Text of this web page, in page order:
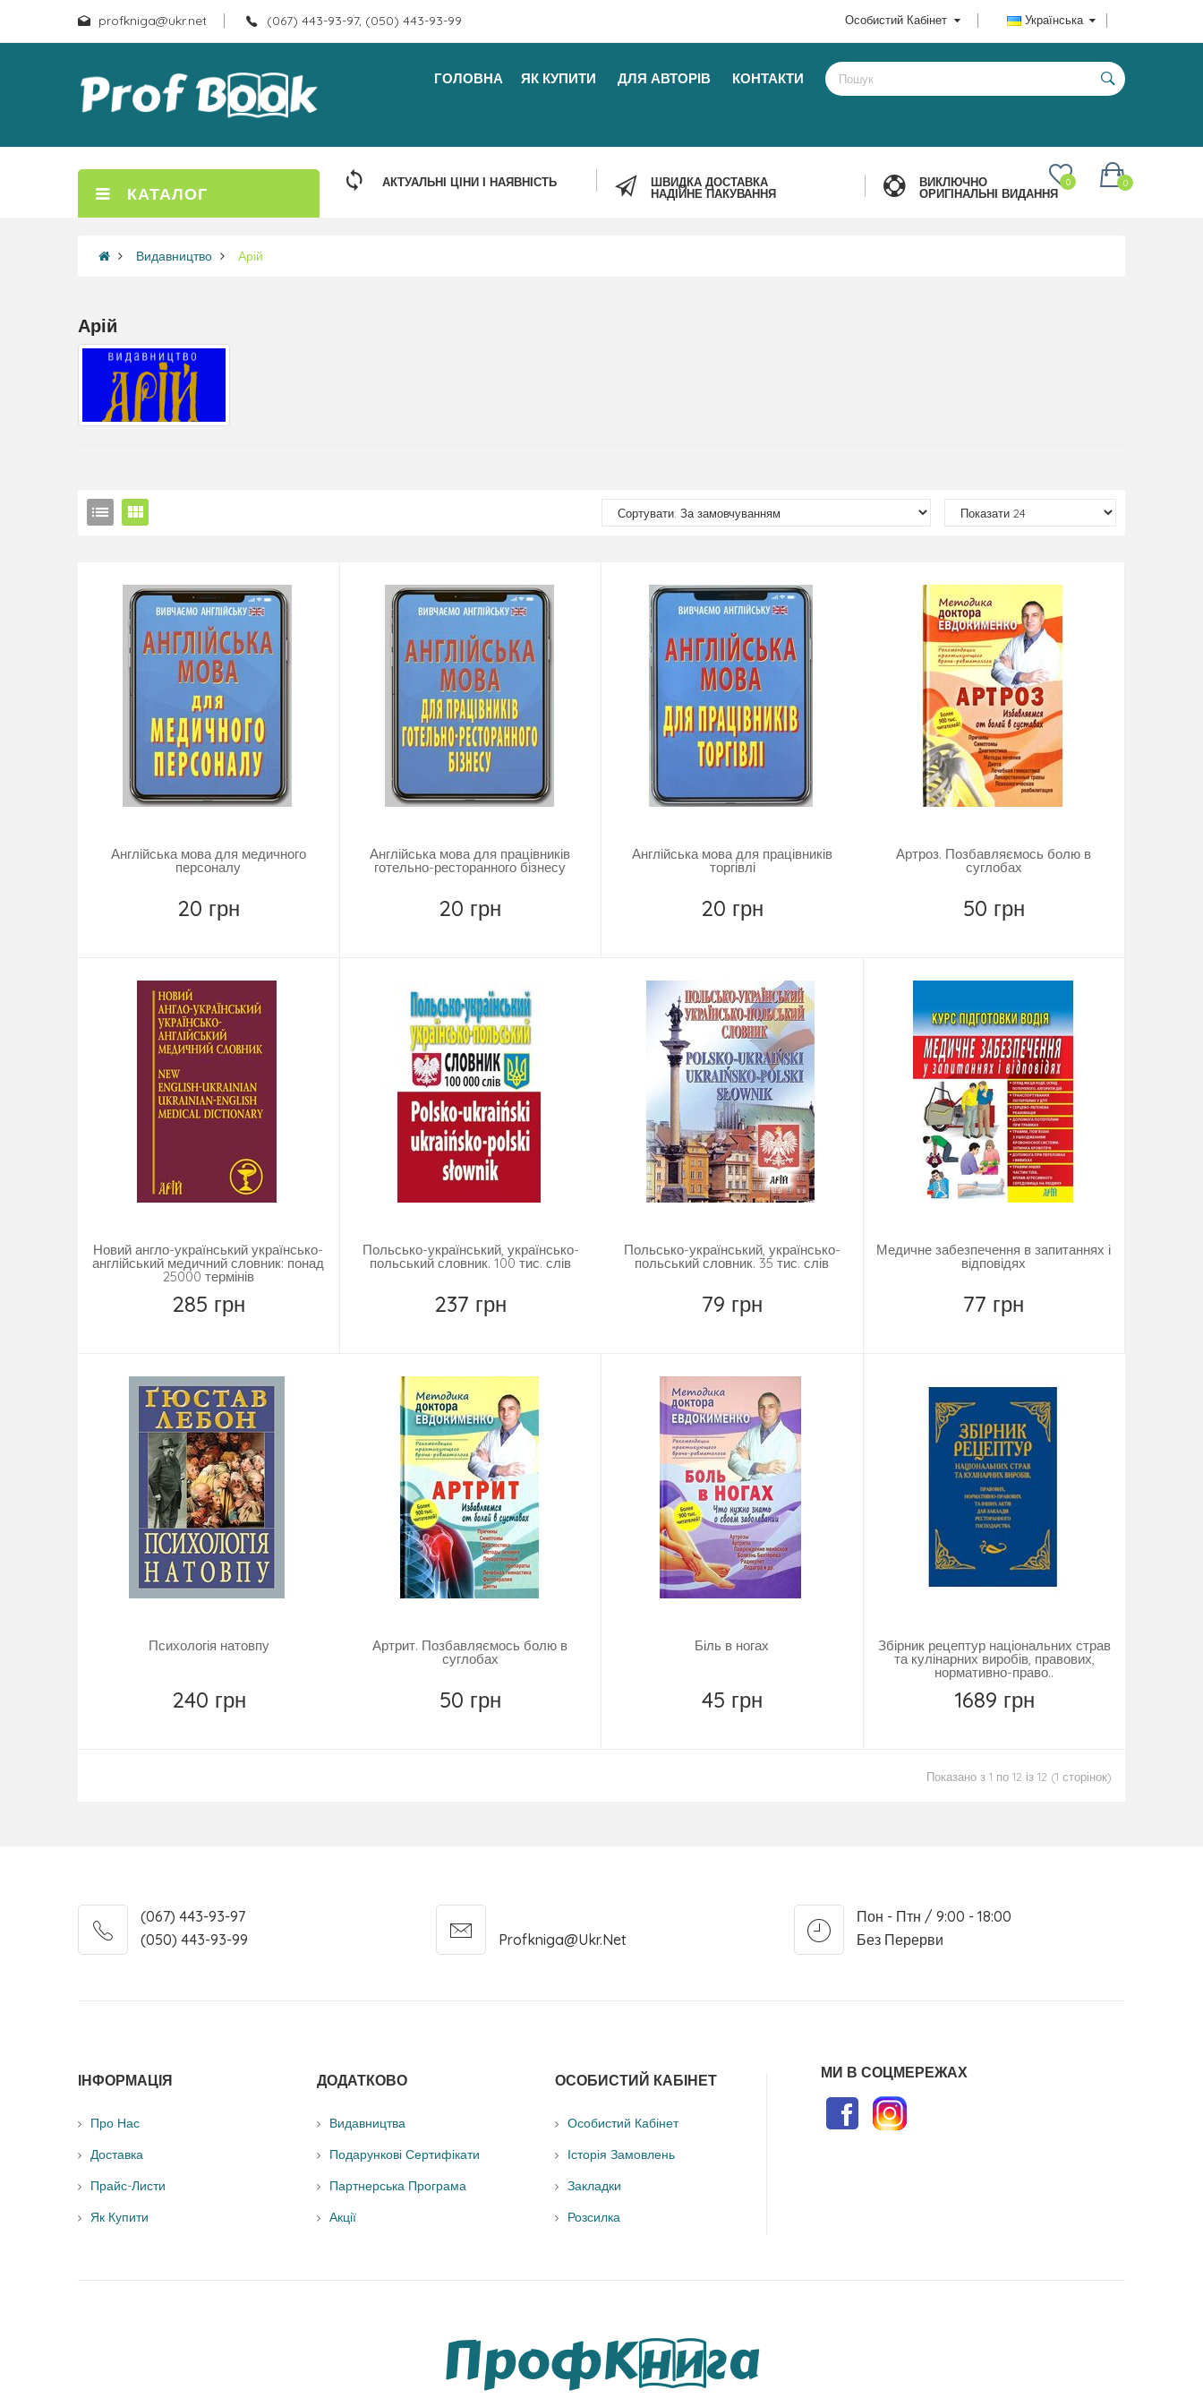
profkniga@ukr.net (067) 443-93-97, (050) 443-93-99 Українська
Особистий Кабінет
ГОЛОВНА ЯК КУПИТИ ДЛЯ АВТОРІВ КОНТАКТИ
КАТАЛОГ
АКТУАЛЬНІ ЦІНИ І НАЯВНІСТЬ
ШВИДКА ДОСТАВКА
НАДІЙНЕ ПАКУВАННЯ
ВИКЛЮЧНО
ОРИГІНАЛЬНІ ВИДАННЯ
0
0
Видавництво Арій
Арій
Англійська мова для медичного
персоналу
20 грн
Англійська мова для працівників
готельно-ресторанного бізнесу
20 грн
Англійська мова для працівників
торгівлі
20 грн
Артроз. Позбавляємось болю в
суглобах
50 грн
Новий англо-український українсько-
англійський медичний словник: понад
25000 термінів
285 грн
Польсько-український, українсько-
польський словник. 100 тис. слів
237 грн
Польсько-український, українсько-
польський словник. 35 тис. слів
79 грн
Медичне забезпечення в запитаннях і
відповідях
77 грн
Психологія натовпу
240 грн
Артрит. Позбавляємось болю в
суглобах
50 грн
Біль в ногах
45 грн
Збірник рецептур національних страв
та кулінарних виробів, правових,
нормативно-право..
1689 грн
Показано з 1 по 12 із 12 (1 сторінок)
(067) 443-93-97
(050) 443-93-99
Profkniga@ukr.net
Пон - Птн / 9:00 - 18:00
Без Перерви
ІНФОРМАЦІЯ
Про Нас
Доставка
Прайс-Листи
Як Купити
ДОДАТКОВО
Видавництва
Подарункові Сертифікати
Партнерська Програма
Акції
ОСОБИСТИЙ КАБІНЕТ
Особистий Кабінет
Історія Замовлень
Закладки
Розсилка
МИ В СОЦМЕРЕЖАХ